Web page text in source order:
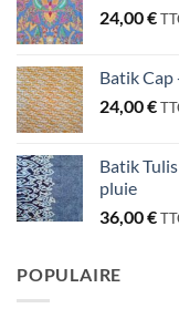
24,00€
Batik
24,00€
Batik
pluie
36,00€
POPULAIRE